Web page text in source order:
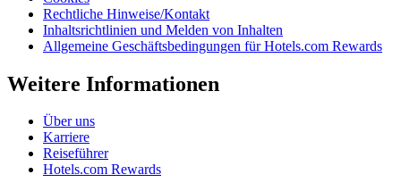
Rechtliche Hinweise/Kontakt
Inhaltsrichtlinien und Melden von Inhalten
Allgemeine Geschäftsbedingungen für Hotels.com Rewards
Weitere Informationen
Über uns
Karriere
Reiseführer
Hotels.com Rewards